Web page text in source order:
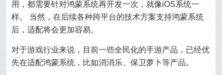
用，都需要针对鸿蒙系统再开发一次，就像iOS系统一
样。 当然，在后续各种跨平台的技术方案支持鸿蒙系统
后，适配将会更加容易。
对于游戏行业来说，目前一些全民化的手游产品，已经优
先在适配鸿蒙系统，比如消消乐、保卫萝卜等产品。